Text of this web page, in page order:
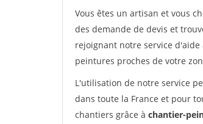
Vous êtes un artisan et vous
des demande de devis et
rejoignant notre service d'aide
peintures proches de votre
L'utilisation de notre service
dans toute la France et pour
chantiers grâce à chantier-